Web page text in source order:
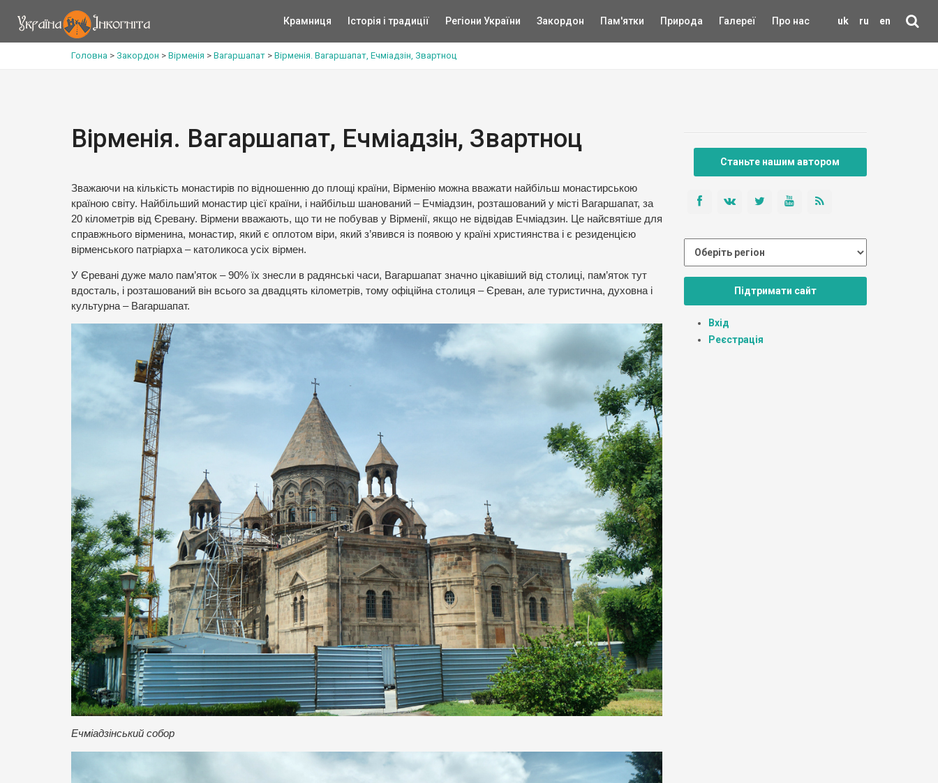
uk ru en
Крамниця Історія і традиції Регіони України Закордон Пам'ятки Природа Галереї Про нас
Головна > Закордон > Вірменія > Вагаршапат > Вірменія. Вагаршапат, Ечміадзін, Звартноц
Вірменія. Вагаршапат, Ечміадзін, Звартноц
Зважаючи на кількість монастирів по відношенню до площі країни, Вірменію можна вважати найбільш монастирською
країною світу. Найбільший монастир цієї країни, і найбільш шанований – Ечміадзин, розташований у місті Вагаршапат, за
20 кілометрів від Єревану. Вірмени вважають, що ти не побував у Вірменії, якщо не відвідав Ечміадзин. Це найсвятіше для
справжнього вірменина, монастир, який є оплотом віри, який з’явився із появою у країні християнства і є резиденцією
вірменського патріарха – католикоса усіх вірмен.
У Єревані дуже мало пам’яток – 90% їх знесли в радянські часи, Вагаршапат значно цікавіший від столиці, пам’яток тут
вдосталь, і розташований він всього за двадцять кілометрів, тому офіційна столиця – Єреван, але туристична, духовна і
культурна – Вагаршапат.
Ечміадзінський собор
Станьте нашим автором
Підтримати сайт
Вхід
Реєстрація